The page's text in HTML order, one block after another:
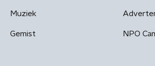
Muziek
Gemist NPO